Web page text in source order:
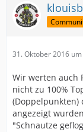
31. Oktober 2016 um
Wir werten auch
nicht zu 100%
(Doppelpunkten)
angezeigt
"Schnautze